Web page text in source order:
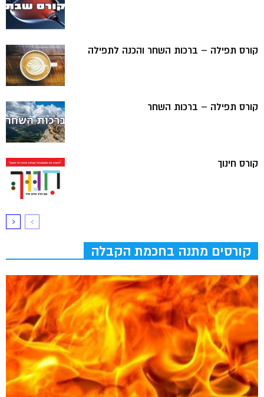
קורס תפילה – ברכות השחר והכנה לתפילה
קורס תפילה – ברכות השחר
קורס חינוך
קורסים מתנה בחכמת הקבלה